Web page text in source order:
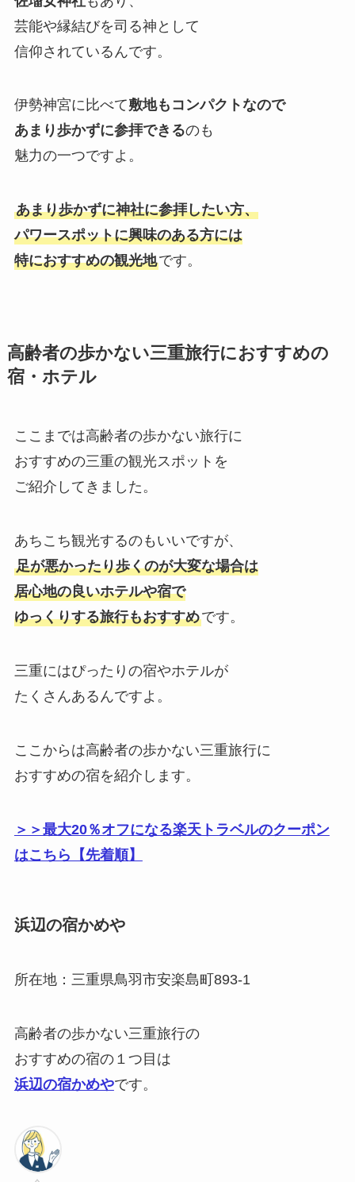
芸能や縁結びを司る神として
信仰されているんです。
伊勢神宮に比べて敷地もコンパクトなので
あまり歩かずに参拝できるのも
魅力の一つですよ。
あまり歩かずに神社に参拝したい方、
パワースポットに興味のある方には
特におすすめの観光地です。
高齢者の歩かない三重旅行におすすめの
宿・ホテル
ここまでは高齢者の歩かない旅行に
おすすめの三重の観光スポットを
ご紹介してきました。
あちこち観光するのもいいですが、
足が悪かったり歩くのが大変な場合は
居心地の良いホテルや宿で
ゆっくりする旅行もおすすめです。
三重にはぴったりの宿やホテルが
たくさんあるんですよ。
ここからは高齢者の歩かない三重旅行に
おすすめの宿を紹介します。
＞＞最大20％オフになる楽天トラベルのクーポン
はこちら【先着順】
浜辺の宿かめや
所在地：三重県鳥羽市安楽島町893-1
高齢者の歩かない三重旅行の
おすすめの宿の１つ目は
浜辺の宿かめやです。